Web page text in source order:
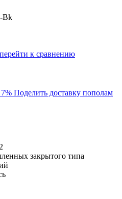
Bk
перейти к сравнению
Поделить доставку пополам
2
закрытого типа